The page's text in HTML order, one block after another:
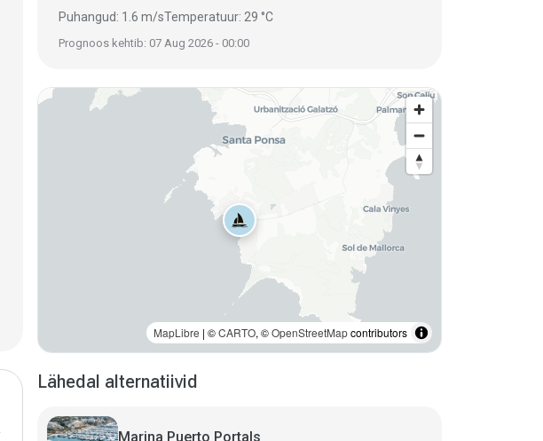
Puhangud: 1.6 m/sTemperatuur: 29 °C
Prognoos kehtib: 07 Aug 2026 - 00:00
MapLibre | ©CARTO, ©OpenStreetMapcontributors
Lähedal alternatiivid
Marina Puerto Portals